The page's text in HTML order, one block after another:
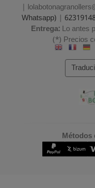
|
Whatsapp) |
Entrega:Lo antes
(*) Precios
Métodos